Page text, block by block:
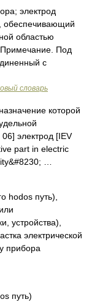
электрод
обеспечивающий
областью
Под
с
словарь
которой
электрод [IEV
part in electric
…
hodos путь),
устройства),
электрической
прибора
путь)